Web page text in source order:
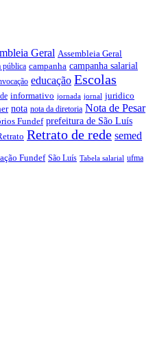
Geral Assembleia Geral
pública campanha campanha salarial
educação Escolas
informativo jornada jornal juridico
nota nota da diretoria Nota de Pesar
Fundef prefeitura de São Luís
Retrato de rede semed
Fundef São Luís Tabela salarial ufma